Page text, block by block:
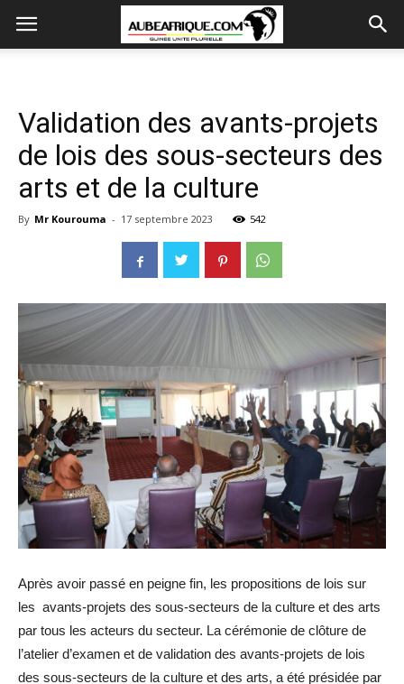
Validation des avants-projets
de lois des sous-secteurs des
arts et de la culture
By Mr Kourouma - 17 septembre 2023 542
Après avoir passé en peigne fin, les propositions de lois sur
les avants-projets des sous-secteurs de la culture et des arts
par tous les acteurs du secteur. La cérémonie de clôture de
l’atelier d’examen et de validation des avants-projets de lois
des sous-secteurs de la culture et des arts, a été présidée par